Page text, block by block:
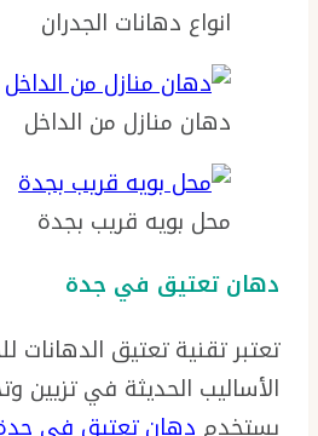
انواع دهانات الجدران
دهان منازل من الداخل
محل بويه قريب بجدة
دهان تعتيق في جدة
تعتبر تقنية تعتيق الدهانات
الأساليب الحديثة في تزيين